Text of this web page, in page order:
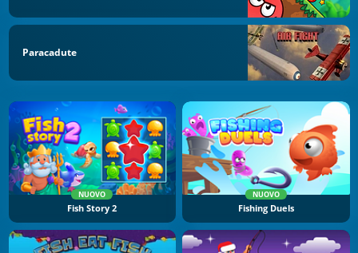
Paracadute
NUOVO
Fish Story 2
NUOVO
Fishing Duels